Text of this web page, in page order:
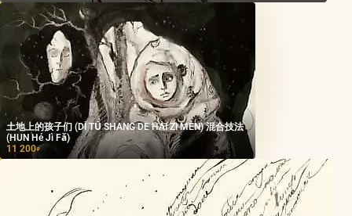
土地上的孩子们 (DÌ TǓ SHANG DE HÁI ZI MEN) 混合技法
(HUN Hé Jì Fǎ)
11 200₽